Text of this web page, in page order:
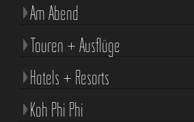
Am Abend
Touren + Ausflüge
Hotels + Resorts
Koh Phi Phi